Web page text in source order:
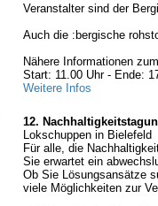
Veranstalter sind der
Auch die :bergische
Nähere Informationen
Start: 11.00 Uhr - Ende:
Weitere Infos
12.
Lokschuppen in Bielefeld
Für alle, die
Sie erwartet ein
Ob Sie Lösungsansätze
viele Möglichkeiten zur